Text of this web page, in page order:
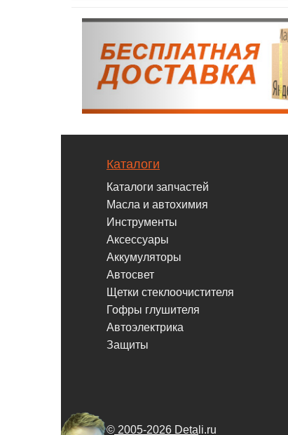
Каталоги
Каталоги запчастей
Масла и автохимия
Инструменты
Аксессуары
Аккумуляторы
Автосвет
Щетки стеклоочистителя
Гофры глушителя
Автоэлектрика
Защиты
© 2005-2026 Detali.ru